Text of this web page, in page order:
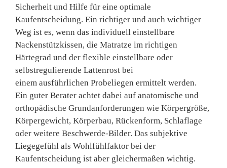
Sicherheit und Hilfe für eine optimale
Kaufentscheidung. Ein richtiger und auch wichtiger
Weg ist es, wenn das individuell einstellbare
Nackenstützkissen, die Matratze im richtigen
Härtegrad und der flexible einstellbare oder
selbstregulierende Lattenrost bei
einem ausführlichen Probeliegen ermittelt werden.
Ein guter Berater achtet dabei auf anatomische und
orthopädische Grundanforderungen wie Körpergröße,
Körpergewicht, Körperbau, Rückenform, Schlaflage
oder weitere Beschwerde-Bilder. Das subjektive
Liegegefühl als Wohlfühlfaktor bei der
Kaufentscheidung ist aber gleichermaßen wichtig.